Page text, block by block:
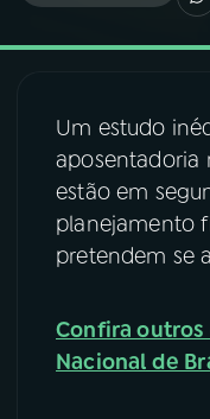
03
04 PROGRAMAS
PODCASTS
07ÚLTIMAS
Um estudo
aposentadoria
estão em
planejamento
pretendem se
Confira
Nacional de